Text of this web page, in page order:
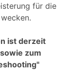
für die
ist derzeit
zum